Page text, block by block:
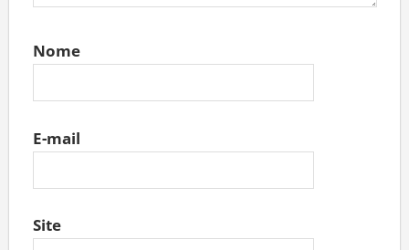
Nome
E-mail
Site